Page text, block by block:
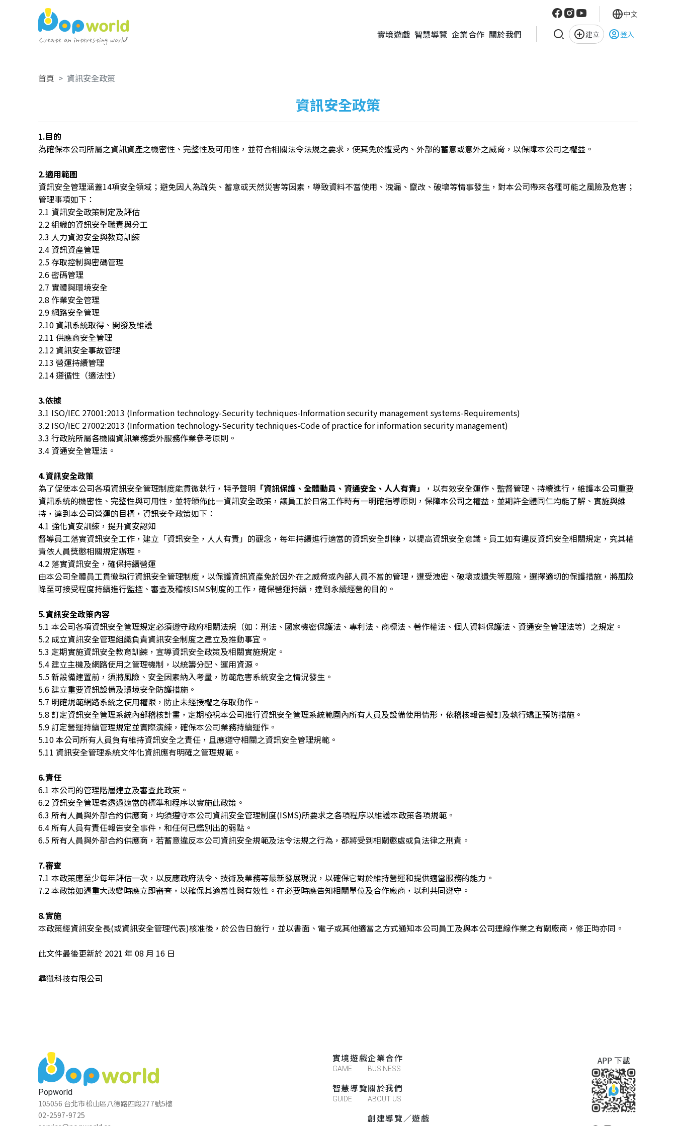
實境遊戲 智慧導覽 企業合作 關於我們 建立 登入
中文
首頁 資訊安全政策
資訊安全政策
1.目的
為確保本公司所屬之資訊資產之機密性、完整性及可用性，並符合相關法令法規之要求，使其免於遭受內、外部的蓄意或意外之威脅，以保障本公司之權益。
2.適用範圍
資訊安全管理涵蓋14項安全領域；避免因人為疏失、蓄意或天然災害等因素，導致資料不當使用、洩漏、竄改、破壞等情事發生，對本公司帶來各種可能之風險及危害；
管理事項如下：
2.1 資訊安全政策制定及評估
2.2 組織的資訊安全職責與分工
2.3 人力資源安全與教育訓練
2.4 資訊資產管理
2.5 存取控制與密碼管理
2.6 密碼管理
2.7 實體與環境安全
2.8 作業安全管理
2.9 網路安全管理
2.10 資訊系統取得、開發及維護
2.11 供應商安全管理
2.12 資訊安全事故管理
2.13 營運持續管理
2.14 遵循性（適法性）
3.依據
3.1 ISO/IEC 27001:2013 (Information technology-Security techniques-Information security management systems-Requirements)
3.2 ISO/IEC 27002:2013 (Information technology-Security techniques-Code of practice for information security management)
3.3 行政院所屬各機關資訊業務委外服務作業參考原則。
3.4 資通安全管理法。
4.資訊安全政策
為了促使本公司各項資訊安全管理制度能貫徹執行，特予聲明「資訊保護、全體動員、資通安全、人人有責」
，以有效安全運作、監督管理、持續進行，維護本公司重要
資訊系統的機密性、完整性與可用性，並特頒佈此一資訊安全政策，讓員工於日常工作時有一明確指導原則，保障本公司之權益，並期許全體同仁均能了解、實施與維
持，達到本公司營運的目標，資訊安全政策如下：
4.1 強化資安訓練，提升資安認知
督導員工落實資訊安全工作，建立「資訊安全，人人有責」的觀念，每年持續進行適當的資訊安全訓練，以提高資訊安全意識。員工如有違反資訊安全相關規定，究其權
責依人員獎懲相關規定辦理。
4.2 落實資訊安全，確保持續營運
由本公司全體員工貫徹執行資訊安全管理制度，以保護資訊資產免於因外在之威脅或內部人員不當的管理，遭受洩密、破壞或遺失等風險，選擇適切的保護措施，將風險
降至可接受程度持續進行監控、審查及稽核ISMS制度的工作，確保營運持續，達到永續經營的目的。
5.資訊安全政策內容
5.1 本公司各項資訊安全管理規定必須遵守政府相關法規（如：刑法、國家機密保護法、專利法、商標法、著作權法、個人資料保護法、資通安全管理法等）之規定。
5.2 成立資訊安全管理組織負責資訊安全制度之建立及推動事宜。
5.3 定期實施資訊安全教育訓練，宣導資訊安全政策及相關實施規定。
5.4 建立主機及網路使用之管理機制，以統籌分配、運用資源。
5.5 新設備建置前，須將風險、安全因素納入考量，防範危害系統安全之情況發生。
5.6 建立重要資訊設備及環境安全防護措施。
5.7 明確規範網路系統之使用權限，防止未經授權之存取動作。
5.8 訂定資訊安全管理系統內部稽核計畫，定期檢視本公司推行資訊安全管理系統範圍內所有人員及設備使用情形，依稽核報告擬訂及執行矯正預防措施。
5.9 訂定營運持續管理規定並實際演練，確保本公司業務持續運作。
5.10 本公司所有人員負有維持資訊安全之責任，且應遵守相關之資訊安全管理規範。
5.11 資訊安全管理系統文件化資訊應有明確之管理規範。
6.責任
6.1 本公司的管理階層建立及審查此政策。
6.2 資訊安全管理者透過適當的標準和程序以實施此政策。
6.3 所有人員與外部合約供應商，均須遵守本公司資訊安全管理制度(ISMS)所要求之各項程序以維護本政策各項規範。
6.4 所有人員有責任報告安全事件，和任何已鑑別出的弱點。
6.5 所有人員與外部合約供應商，若蓄意違反本公司資訊安全規範及法令法規之行為，都將受到相關懲處或負法律之刑責。
7.審查
7.1 本政策應至少每年評估一次，以反應政府法令、技術及業務等最新發展現況，以確保它對於維持營運和提供適當服務的能力。
7.2 本政策如遇重大改變時應立即審查，以確保其適當性與有效性。在必要時應告知相關單位及合作廠商，以利共同遵守。
8.實施
本政策經資訊安全長(或資訊安全管理代表)核准後，於公告日施行，並以書面、電子或其他適當之方式通知本公司員工及與本公司連線作業之有關廠商，修正時亦同。
此文件最後更新於 2021 年 08 月 16 日
尋獵科技有限公司
Popworld
105056 台北市松山區八德路四段277號5樓
02-2597-9725
實境遊戲
GAME
智慧導覽
GUIDE
企業合作
BUSINESS
關於我們
ABOUT US
創建導覽／遊戲
APP 下載